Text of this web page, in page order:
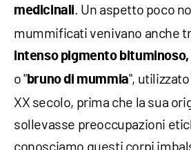
medicinali. Un aspetto poco
mummificati venivano anche
intenso pigmento bituminoso,
o "bruno di mummia",
XX secolo, prima che la sua
sollevasse preoccupazioni
conosciamo questi corpi